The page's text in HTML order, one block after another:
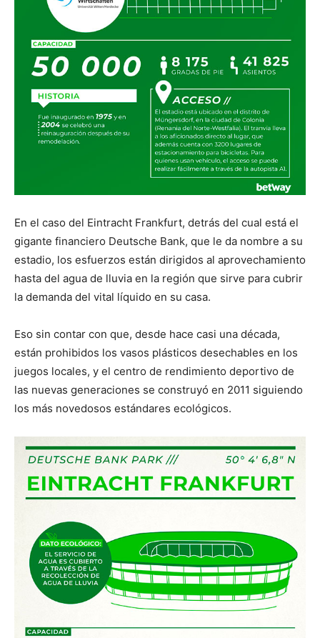
En el caso del Eintracht Frankfurt, detrás del cual está el
gigante financiero Deutsche Bank, que le da nombre a su
estadio, los esfuerzos están dirigidos al aprovechamiento
hasta del agua de lluvia en la región que sirve para cubrir
la demanda del vital líquido en su casa.
Eso sin contar con que, desde hace casi una década,
están prohibidos los vasos plásticos desechables en los
juegos locales, y el centro de rendimiento deportivo de
las nuevas generaciones se construyó en 2011 siguiendo
los más novedosos estándares ecológicos.